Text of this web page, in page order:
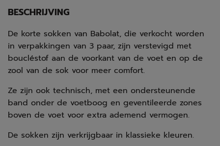
BESCHRIJVING
De korte sokken van Babolat, die verkocht worden
in verpakkingen van 3 paar, zijn verstevigd met
boucléstof aan de voorkant van de voet en op de
zool van de sok voor meer comfort.
Ze zijn ook technisch, met een ondersteunende
band onder de voetboog en geventileerde zones
boven de voet voor extra ademend vermogen.
De sokken zijn verkrijgbaar in klassieke kleuren.